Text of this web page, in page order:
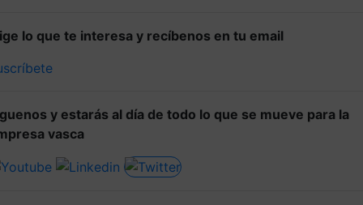
lo que te interesa y recíbenos en tu email
y estarás al día de todo lo que se mueve para la
vasca